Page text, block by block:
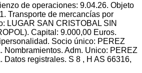
de operaciones: 9.04.26. Objeto
Transporte de mercancías por
LUGAR SAN CRISTOBAL SIN
Capital: 9.000,00 Euros.
Socio único: PEREZ
Nombramientos. Adm. Unico: PEREZ
Datos registrales. S 8 , H AS 66316,